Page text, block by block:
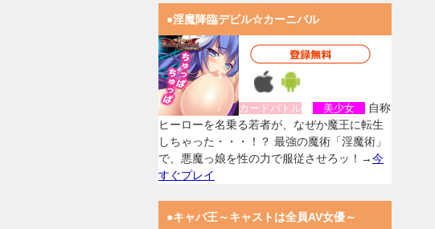
●淫魔降臨デビル☆カーニバル
カードバトル 美少女
自称
ヒーローを名乗る若者が、なぜか魔王に転生
しちゃった・・・！？ 最強の魔術「淫魔術」
で、悪魔っ娘を性の力で服従させろッ！→今
すぐプレイ
●キャバ王～キャストは全員AV女優～